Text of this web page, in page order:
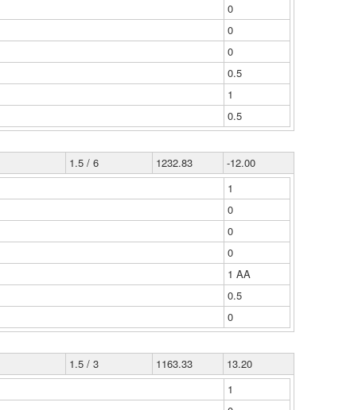
0
0
0
0.5
1
0.5
1.5 / 6 1232.83
-12.00
1
0
0
0
1 ΑΑ
0.5
0
1.5 / 3 1163.33
13.20
1